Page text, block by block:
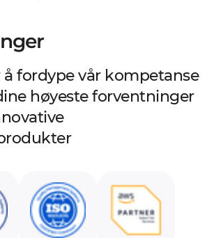
fordype vår kompetanse
høyeste forventninger